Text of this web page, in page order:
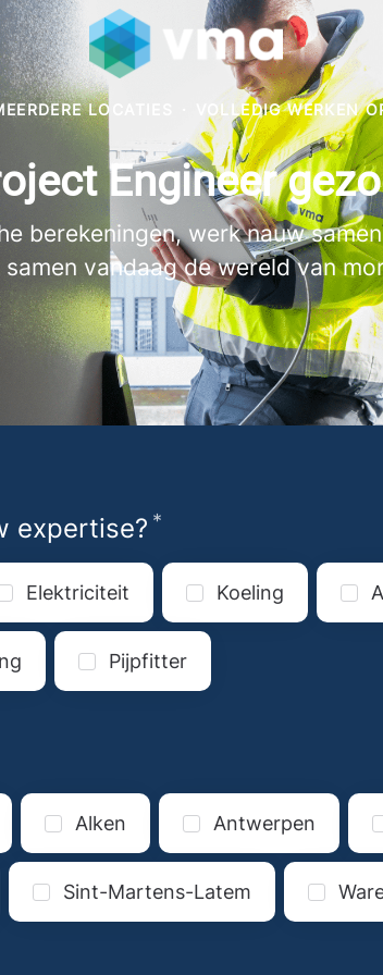
LOCATIES VOLLEDIG WERKEN
Engineer
berekeningen, werk nauw
samen vandaag de wereld van
expertise? *
Elektriciteit Koeling
Pijpfitter
Alken Antwerpen
Sint-Martens-Latem